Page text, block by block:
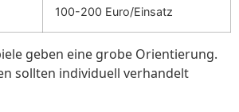
100-200 Euro/Einsatz
geben eine grobe Orientierung.
sollten individuell verhandelt